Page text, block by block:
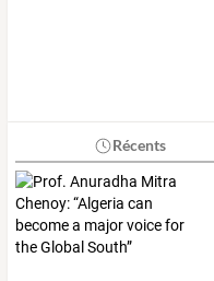
Récents